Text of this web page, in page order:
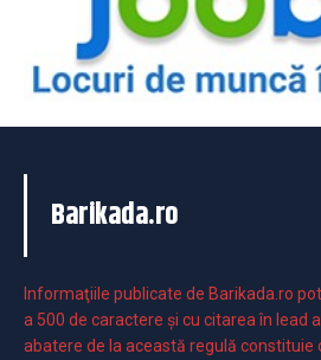
Barikada.ro
Informaţiile publicate de Barikada.ro
a 500 de caractere şi cu citarea în lead
abatere de la această regulă constituie